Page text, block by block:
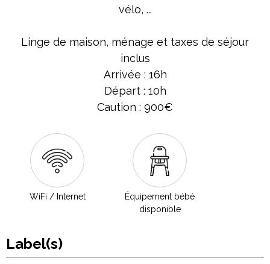
vélo, ...
Linge de maison, ménage et taxes de séjour
inclus
Arrivée : 16h
Départ : 10h
Caution : 900€
WiFi / Internet
Équipement bébé
disponible
Label(s)